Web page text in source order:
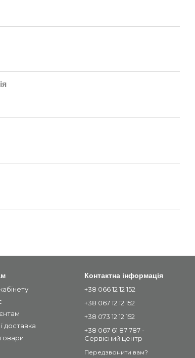
доставка
Контактна інформація
+38 066 12 12 152
+38 067 12 12 152
+38 073 12 12 152
+38 067 61 87 787 -
Сервісний центр
Передзвонити вам?